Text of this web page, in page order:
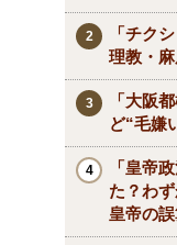
「チク
理教・
「大阪
ど“毛嫌
「皇帝
た？わ
皇帝の